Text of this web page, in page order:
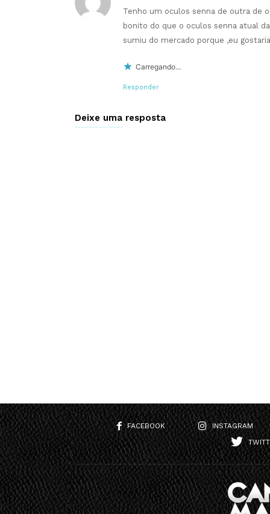
Tenho um oculos senna de outra de
bonito do que o oculos senna atual
sumiu do mercado porque ,eu
Carregando...
Responder
Deixe uma resposta
FACEBOOK
INSTAGRAM